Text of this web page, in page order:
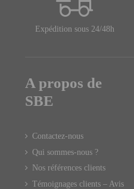
Expédition sous 24/48h
A propos de
SBE
Contactez-nous
Qui sommes-nous ?
Nos références clients
Témoignages clients – Avis